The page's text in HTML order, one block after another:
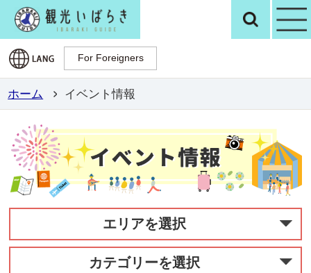
観光いばらき検
For Foreigners
For Foreigners
ホーム イベント情報
エリアを選択
カテゴリーを選択